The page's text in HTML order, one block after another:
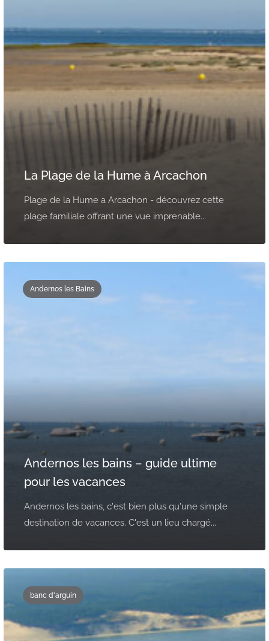
La Plage de la Hume à Arcachon
Plage de la Hume a Arcachon - découvrez cette
plage familiale offrant une vue imprenable...
Andernos les Bains
Andernos les bains – guide ultime
pour les vacances
Andernos les bains, c'est bien plus qu'une simple
destination de vacances. C'est un lieu chargé...
banc d'arguin